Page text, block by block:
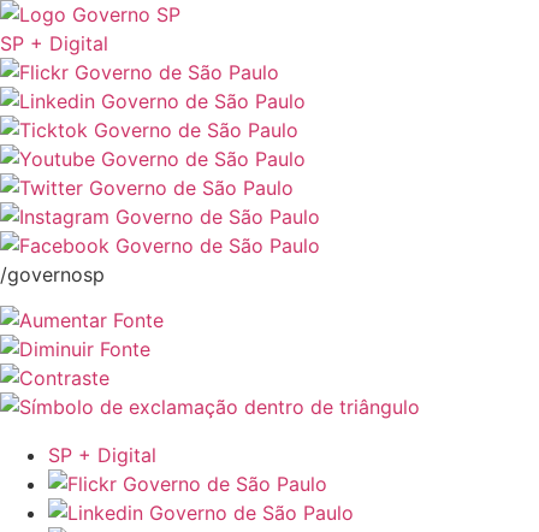
SP + Digital
/governosp
SP + Digital